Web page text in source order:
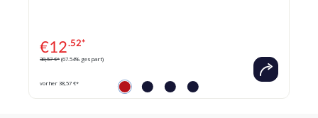
€12.52*
38,57 €* (67.54% gespart)
vorher 38,57 €*